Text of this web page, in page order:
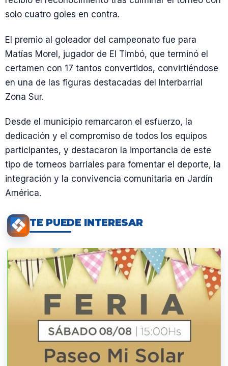
solo cuatro goles en contra.
El premio al goleador del campeonato fue para
Matías Morel, jugador de El Timbó, que terminó el
certamen con 17 tantos convertidos, convirtiéndose
en una de las figuras destacadas del Interbarrial
Zona Sur.
Desde el municipio remarcaron el esfuerzo, la
dedicación y el compromiso de todos los equipos
participantes, y destacaron la importancia de este
tipo de torneos barriales para fomentar el deporte, la
integración y la convivencia comunitaria en Jardín
América.
TE PUEDE INTERESAR